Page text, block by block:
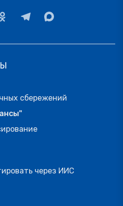
сбережений
через ИИС